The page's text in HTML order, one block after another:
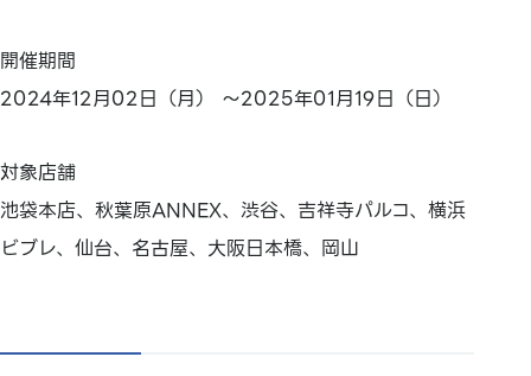
開催期間
2024年12月02日（月） ～2025年01月19日（日）
対象店舗
池袋本店、秋葉原ANNEX、渋谷、吉祥寺パルコ、横浜
ビブレ、仙台、名古屋、大阪日本橋、岡山